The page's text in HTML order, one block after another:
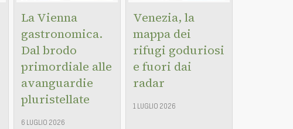
La Vienna
gastronomica.
Dal brodo
primordiale alle
avanguardie
pluristellate
6 LUGLIO 2026
Venezia, la
mappa dei
rifugi goduriosi
e fuori dai
radar
1 LUGLIO 2026